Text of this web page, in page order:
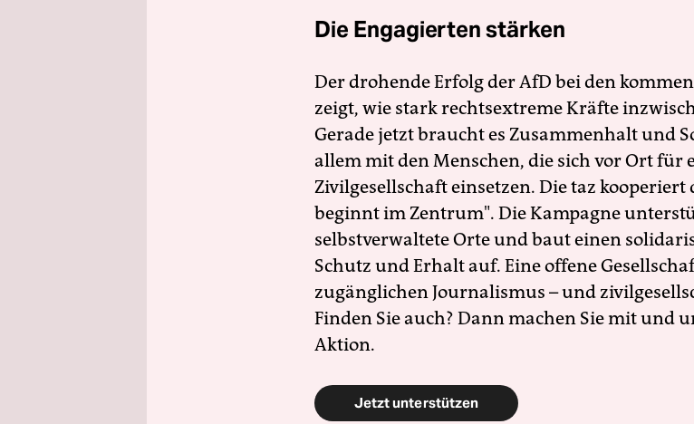
Die Engagierten stärken
Der drohende Erfolg der AfD bei den
zeigt, wie stark rechtsextreme Kräfte
Gerade jetzt braucht es Zusammenhalt und
allem mit den Menschen, die sich vor Ort für
Zivilgesellschaft einsetzen. Die taz kooperiert
beginnt im Zentrum". Die Kampagne
selbstverwaltete Orte und baut einen
Schutz und Erhalt auf. Eine offene
zugänglichen Journalismus – und
Finden Sie auch? Dann machen Sie mit und
Aktion.
Jetzt unterstützen